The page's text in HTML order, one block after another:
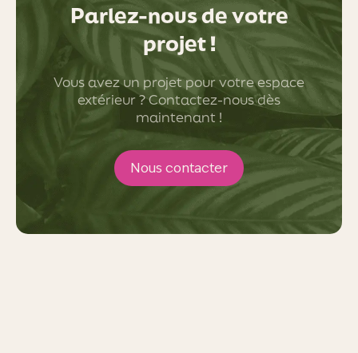
Parlez-nous de votre
projet !
Vous avez un projet pour votre espace
extérieur ? Contactez-nous dès
maintenant !
Nous contacter